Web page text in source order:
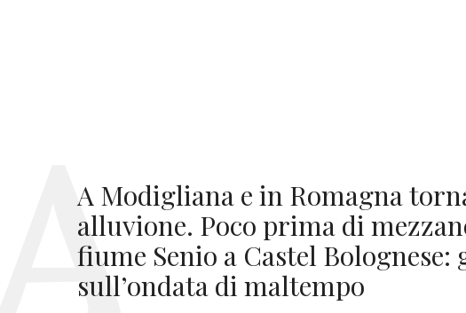
A Modigliana e in Romagna
alluvione. Poco prima di
fiume Senio a Castel
sull’ondata di maltempo